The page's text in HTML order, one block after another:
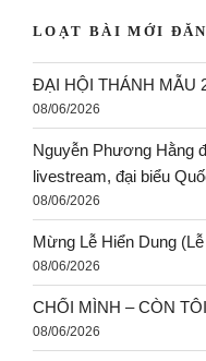
LOẠT BÀI MỚI
ĐẠI HỘI THÁNH MẪU
08/06/2026
Nguyễn Phương Hằng
livestream, đại biểu
08/06/2026
Mừng Lễ Hiển Dung
08/06/2026
CHỐI MÌNH – CÒN
08/06/2026